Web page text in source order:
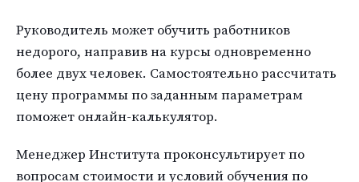
Руководитель может обучить работников
недорого, направив на курсы одновременно
более двух человек. Самостоятельно рассчитать
цену программы по заданным параметрам
поможет онлайн-калькулятор.
Менеджер Института проконсультирует по
вопросам стоимости и условий обучения по